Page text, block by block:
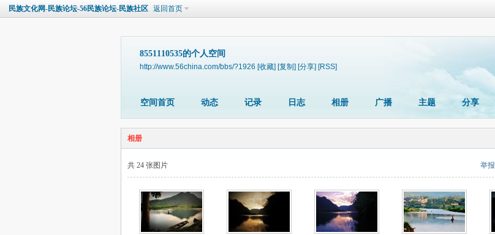
民族文化网-民族论坛-56民族论坛-民族社区 返回首页
8551110535的个人空间
http://www.56china.com/bbs/?1926 [收藏] [复制] [分享] [RSS]
空间首页 动态 记录 日志 相册 广播 主题 分享
相册
举报
共 24 张图片